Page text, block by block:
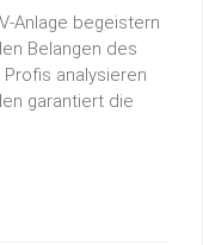
Anlage begeistern
Belangen des
analysieren
garantiert die